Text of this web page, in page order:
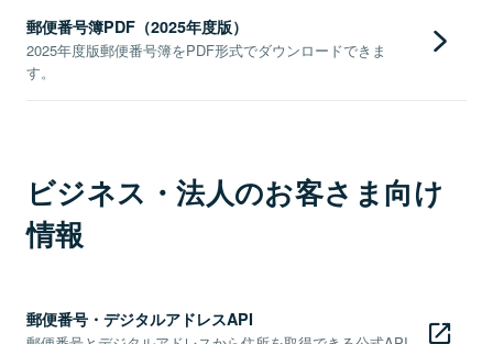
郵便番号簿PDF（2025年度版）
2025年度版郵便番号簿をPDF形式でダウンロードできま
す。
ビジネス・法人のお客さま向け
情報
郵便番号・デジタルアドレスAPI